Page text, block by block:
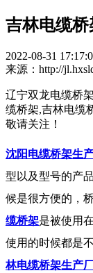
吉林电缆
2022-08-31
来源：http://
辽宁双龙电缆桥
缆桥架,吉林电缆
敬请关注！
沈阳电缆桥架生
型以及型号的产
候是很方便的，
缆桥架是被使用
使用的时候都是
林电缆桥架生产